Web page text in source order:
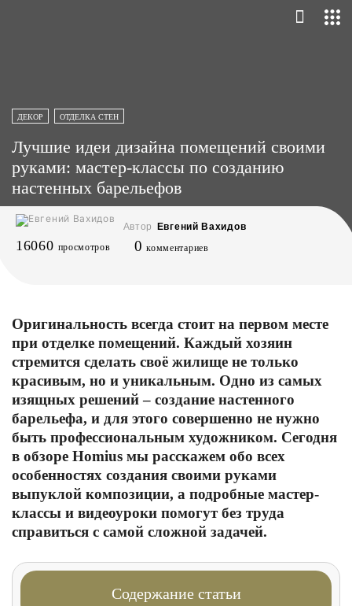
ДЕКОР ОТДЕЛКА СТЕН
Лучшие идеи дизайна помещений своими
руками: мастер-классы по созданию
настенных барельефов
Автор Евгений Вахидов
16060 просмотров 0 комментариев
Оригинальность всегда стоит на первом месте
при отделке помещений. Каждый хозяин
стремится сделать своё жилище не только
красивым, но и уникальным. Одно из самых
изящных решений – создание настенного
барельефа, и для этого совершенно не нужно
быть профессиональным художником. Сегодня
в обзоре Homius мы расскажем обо всех
особенностях создания своими руками
выпуклой композиции, а подробные мастер-
классы и видеоуроки помогут без труда
справиться с самой сложной задачей.
Содержание статьи